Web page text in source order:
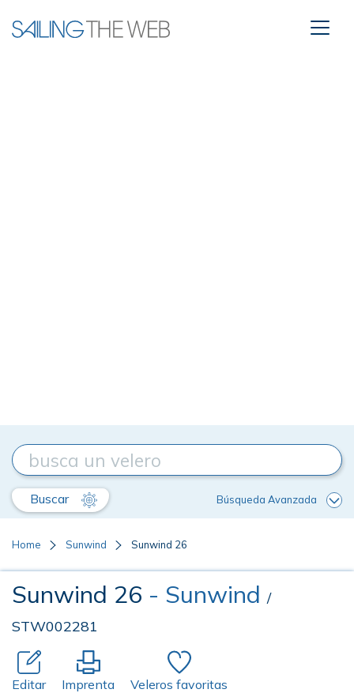
Buscar Búsqueda Avanzada
Home Sunwind Sunwind 26
Sunwind 26 - Sunwind /
STW002281
Editar Imprenta Veleros favoritas